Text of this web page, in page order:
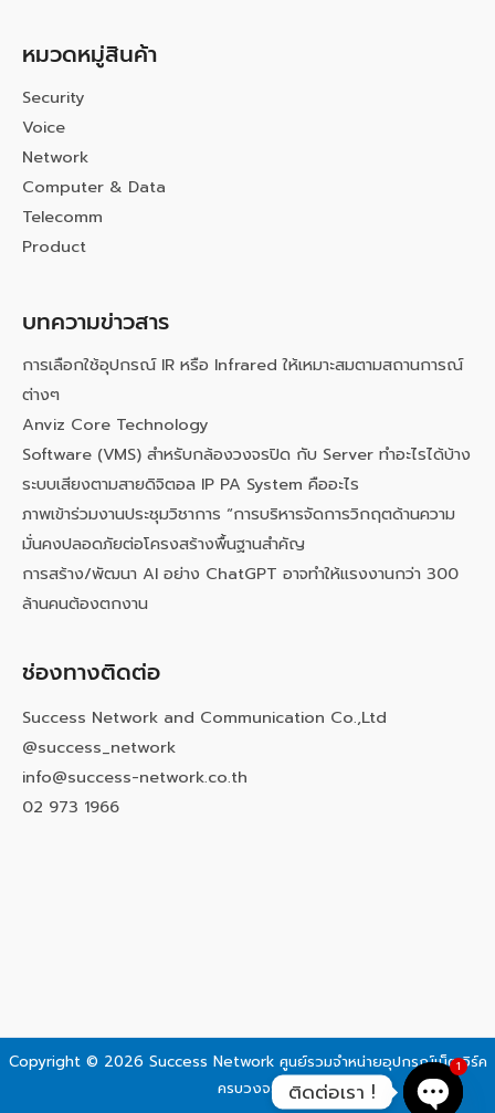
หมวดหมู่สินค้า
Security
Voice
Network
Computer & Data
Telecomm
Product
บทความข่าวสาร
การเลือกใช้อุปกรณ์ IR หรือ Infrared ให้เหมาะสมตามสถานการณ์
ต่างๆ
Anviz Core Technology
Software (VMS) สำหรับกล้องวงจรปิด กับ Server ทำอะไรได้บ้าง
ระบบเสียงตามสายดิจิตอล IP PA System คืออะไร
ภาพเข้าร่วมงานประชุมวิชาการ “การบริหารจัดการวิกฤตด้านความ
มั่นคงปลอดภัยต่อโครงสร้างพื้นฐานสำคัญ
การสร้าง/พัฒนา AI อย่าง ChatGPT อาจทำให้แรงงานกว่า 300
ล้านคนต้องตกงาน
ช่องทางติดต่อ
Success Network and Communication Co.,Ltd
@success_network
info@success-network.co.th
02 973 1966
Copyright © 2026 Success Network ศูนย์รวมจำหน่ายอุปกรณ์เน็ตเวิร์ค
ครบวงจร
ติดต่อเรา !
1